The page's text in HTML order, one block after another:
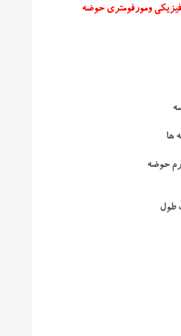
ومورفومتری حوضه
ها
حوضه
طول